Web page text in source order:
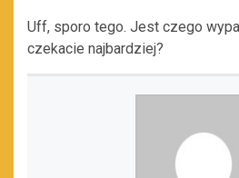
Uff, sporo tego. Jest czego
czekacie najbardziej?